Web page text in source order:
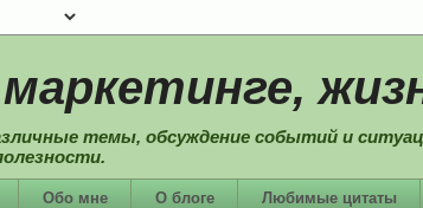
темы, обсуждение событий и
Обо мне О блоге Любимые цитаты